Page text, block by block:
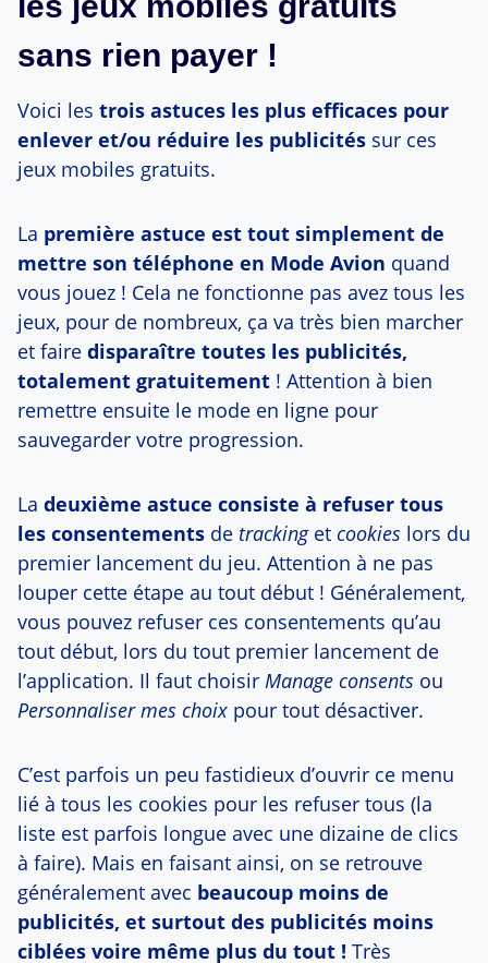
sans rien payer !
Voici les trois astuces les plus efficaces pour
enlever et/ou réduire les publicités sur ces
jeux mobiles gratuits.
La première astuce est tout simplement de
mettre son téléphone en Mode Avion quand
vous jouez ! Cela ne fonctionne pas avez tous les
jeux, pour de nombreux, ça va très bien marcher
et faire disparaître toutes les publicités,
totalement gratuitement ! Attention à bien
remettre ensuite le mode en ligne pour
sauvegarder votre progression.
La deuxième astuce consiste à refuser tous
les consentements de trackinget cookies lors du
premier lancement du jeu. Attention à ne pas
louper cette étape au tout début ! Généralement,
vous pouvez refuser ces consentements qu’au
tout début, lors du tout premier lancement de
l’application. Il faut choisir Manage consents ou
Personnaliser mes choix pour tout désactiver.
C’est parfois un peu fastidieux d’ouvrir ce menu
lié à tous les cookies pour les refuser tous (la
liste est parfois longue avec une dizaine de clics
à faire). Mais en faisant ainsi, on se retrouve
généralement avec beaucoup moins de
publicités, et surtout des publicités moins
ciblées voire même plus du tout ! Très